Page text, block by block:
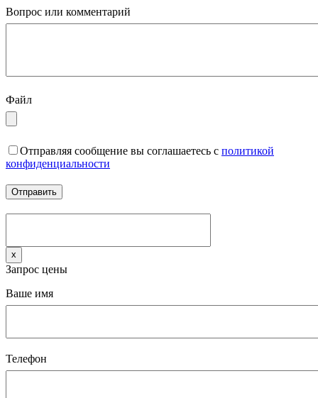
Вопрос или комментарий
Файл
Отправляя сообщение вы соглашаетесь с политикой
конфиденциальности
x
Запрос цены
Ваше имя
Телефон